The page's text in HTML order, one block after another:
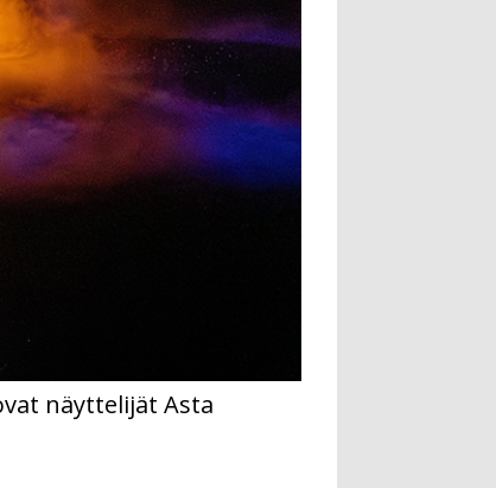
näyttelijät Asta